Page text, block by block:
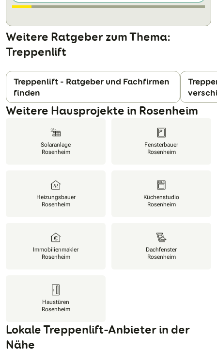
Weitere Ratgeber zum Thema:
Treppenlift
Treppenlift - Ratgeber und Fachfirmen
finden
Weitere Hausprojekte in Rosenheim
Solaranlage
Rosenheim
Fensterbauer
Rosenheim
Heizungsbauer
Rosenheim
Küchenstudio
Rosenheim
Immobilienmakler
Rosenheim
Dachfenster
Rosenheim
Haustüren
Rosenheim
Lokale Treppenlift-Anbieter in der
Nähe